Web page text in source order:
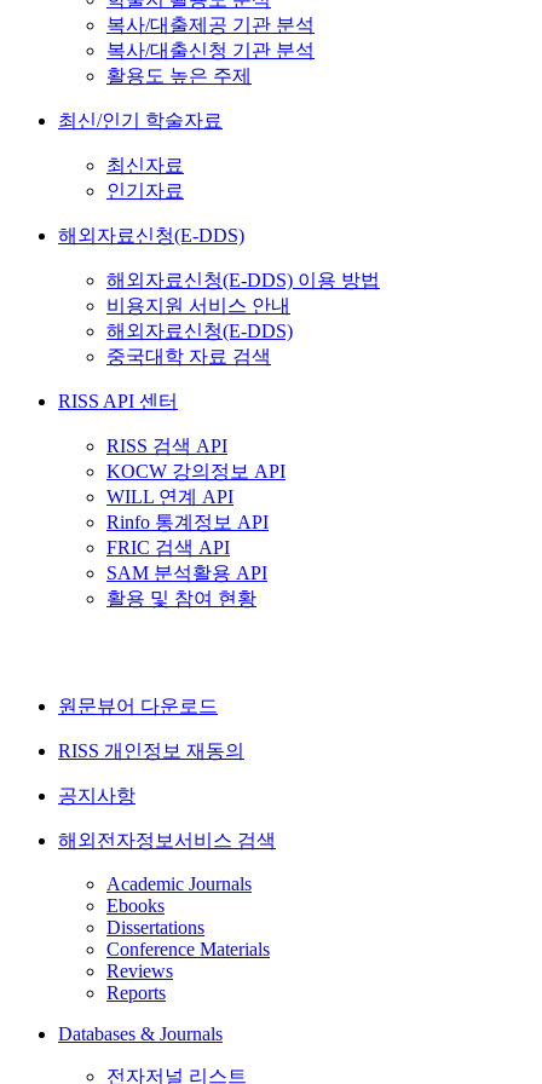
복사/대출제공 기관 분석
복사/대출신청 기관 분석
활용도 높은 주제
최신/인기 학술자료
최신자료
인기자료
해외자료신청(E-DDS)
해외자료신청(E-DDS) 이용 방법
비용지원 서비스 안내
해외자료신청(E-DDS)
중국대학 자료 검색
RISS API 센터
RISS 검색 API
KOCW 강의정보 API
WILL 연계 API
Rinfo 통계정보 API
FRIC 검색 API
SAM 분석활용 API
활용 및 참여 현황
원문뷰어 다운로드
RISS 개인정보 재동의
공지사항
해외전자정보서비스 검색
Academic Journals
Ebooks
Dissertations
Conference Materials
Reviews
Reports
Databases & Journals
전자저널 리스트